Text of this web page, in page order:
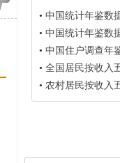
• 中国统计年鉴数据合并表：
• 中国统计年鉴数据合并表：
• 中国住户调查年鉴数据：
• 全国居民按收入五等份
• 农村居民按收入五等份